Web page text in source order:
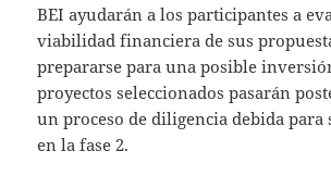
BEI ayudarán a los participantes a
viabilidad financiera de sus
prepararse para una posible
proyectos seleccionados pasarán
un proceso de diligencia debida
en la fase 2.